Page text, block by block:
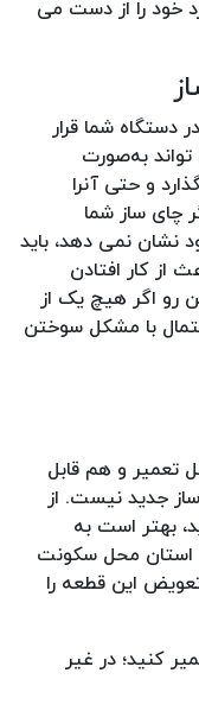
خود را از دست می
دستگاه شما قرار
به‌صورت
و حتی آنرا
چای ساز شما
نشان نمی دهد، باید
از کار افتادن
رو اگر هیچ یک از
با مشکل سوختن
تعمیر و هم قابل
جدید نیست. از
بهتر است به
استان محل سکونت
این قطعه را
کنید؛ در غیر